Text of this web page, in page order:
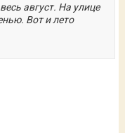
август. На улице
Вот и лето